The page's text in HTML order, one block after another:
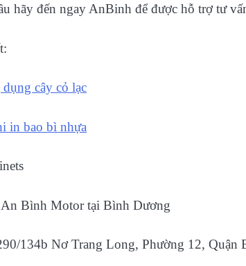
hãy đến ngay AnBinh để được hỗ trợ tư
cây cỏ lạc
in bao bì nhựa
Bình Motor tại Bình Dương
134b Nơ Trang Long, Phường 12, Quận